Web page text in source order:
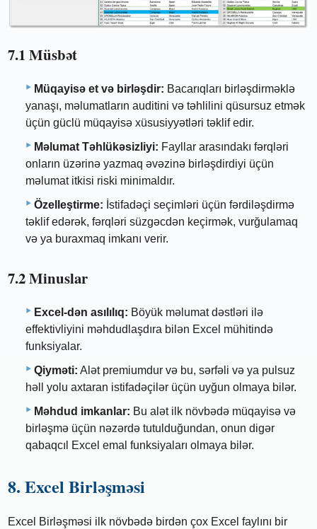
7.1 Müsbət
Müqayisə et və birləşdir: Bacarıqları birləşdirməklə
yanaşı, məlumatların auditini və təhlilini qüsursuz etmək
üçün güclü müqayisə xüsusiyyətləri təklif edir.
Məlumat Təhlükəsizliyi: Fayllar arasındakı fərqləri
onların üzərinə yazmaq əvəzinə birləşdirdiyi üçün
məlumat itkisi riski minimaldır.
Özelleştirme: İstifadəçi seçimləri üçün fərdiləşdirmə
təklif edərək, fərqləri süzgəcdən keçirmək, vurğulamaq
və ya buraxmaq imkanı verir.
7.2 Minuslar
Excel-dən asılılıq: Böyük məlumat dəstləri ilə
effektivliyini məhdudlaşdıra bilən Excel mühitində
funksiyalar.
Qiyməti: Alət premiumdur və bu, sərfəli və ya pulsuz
həll yolu axtaran istifadəçilər üçün uyğun olmaya bilər.
Məhdud imkanlar: Bu alət ilk növbədə müqayisə və
birləşmə üçün nəzərdə tutulduğundan, onun digər
qabaqcıl Excel emal funksiyaları olmaya bilər.
8. Excel Birləşməsi
Excel Birləşməsi ilk növbədə birdən çox Excel faylını bir